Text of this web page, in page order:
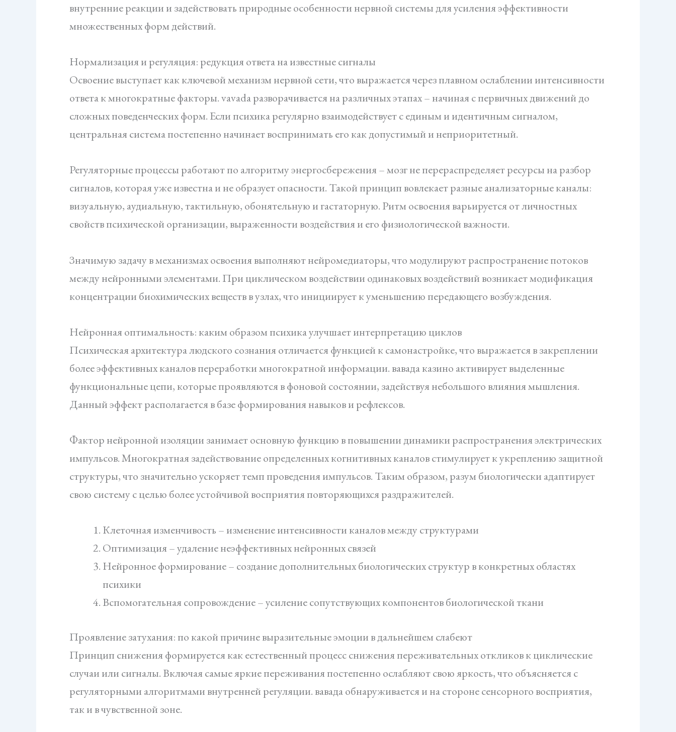
внутренние реакции и задействовать природные особенности нервной системы для усиления эффективности
множественных форм действий.
Нормализация и регуляция: редукция ответа на известные сигналы
Освоение выступает как ключевой механизм нервной сети, что выражается через плавном ослаблении интенсивности
ответа к многократные факторы. vavada разворачивается на различных этапах – начиная с первичных движений до
сложных поведенческих форм. Если психика регулярно взаимодействует с единым и идентичным сигналом,
центральная система постепенно начинает воспринимать его как допустимый и неприоритетный.
Регуляторные процессы работают по алгоритму энергосбережения – мозг не перераспределяет ресурсы на разбор
сигналов, которая уже известна и не образует опасности. Такой принцип вовлекает разные анализаторные каналы:
визуальную, аудиальную, тактильную, обонятельную и гастаторную. Ритм освоения варьируется от личностных
свойств психической организации, выраженности воздействия и его физиологической важности.
Значимую задачу в механизмах освоения выполняют нейромедиаторы, что модулируют распространение потоков
между нейронными элементами. При циклическом воздействии одинаковых воздействий возникает модификация
концентрации биохимических веществ в узлах, что инициирует к уменьшению передающего возбуждения.
Нейронная оптимальность: каким образом психика улучшает интерпретацию циклов
Психическая архитектура людского сознания отличается функцией к самонастройке, что выражается в закреплении
более эффективных каналов переработки многократной информации. вавада казино активирует выделенные
функциональные цепи, которые проявляются в фоновой состоянии, задействуя небольшого влияния мышления.
Данный эффект располагается в базе формирования навыков и рефлексов.
Фактор нейронной изоляции занимает основную функцию в повышении динамики распространения электрических
импульсов. Многократная задействование определенных когнитивных каналов стимулирует к укреплению защитной
структуры, что значительно ускоряет темп проведения импульсов. Таким образом, разум биологически адаптирует
свою систему с целью более устойчивой восприятия повторяющихся раздражителей.
Клеточная изменчивость – изменение интенсивности каналов между структурами
Оптимизация – удаление неэффективных нейронных связей
Нейронное формирование – создание дополнительных биологических структур в конкретных областях
психики
Вспомогательная сопровождение – усиление сопутствующих компонентов биологической ткани
Проявление затухания: по какой причине выразительные эмоции в дальнейшем слабеют
Принцип снижения формируется как естественный процесс снижения переживательных откликов к циклические
случаи или сигналы. Включая самые яркие переживания постепенно ослабляют свою яркость, что объясняется с
регуляторными алгоритмами внутренней регуляции. вавада обнаруживается и на стороне сенсорного восприятия,
так и в чувственной зоне.